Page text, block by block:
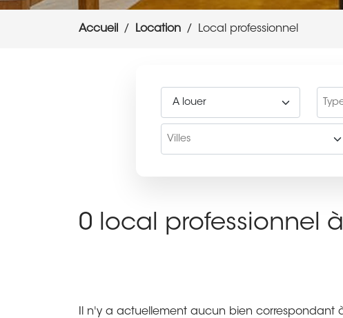
Accueil Location Local professionnel
0 local professionnel
Il n'y a actuellement aucun bien correspondant